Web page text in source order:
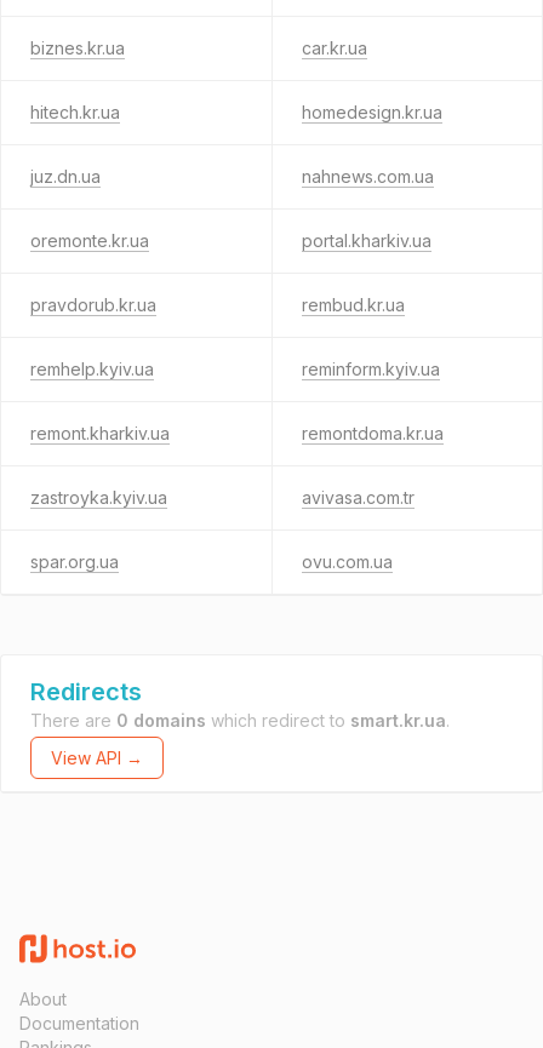
biznes.kr.ua car.kr.ua
hitech.kr.ua homedesign.kr.ua
juz.dn.ua nahnews.com.ua
oremonte.kr.ua portal.kharkiv.ua
pravdorub.kr.ua rembud.kr.ua
remhelp.kyiv.ua reminform.kyiv.ua
remont.kharkiv.ua remontdoma.kr.ua
zastroyka.kyiv.ua avivasa.com.tr
spar.org.ua ovu.com.ua
Redirects
There are 0 domains which redirect to smart.kr.ua.
View API →
About
Documentation